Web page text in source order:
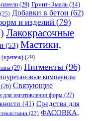
(29) Грунт-Эмаль (34)
(25) Добавки в бетон (62)
и изделий (79)
Лакокрасочные
(53) Мастики,
(29)
(29) Пигменты (96)
компаунды
(26) Связующие
для изготовления форм (27)
(41) Средства для
(23) ФАСОВКА,